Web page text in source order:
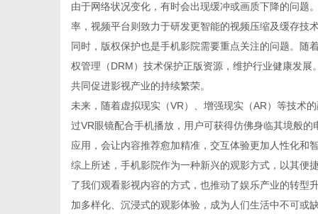
由于网络状况变化，有时会出现缓冲或画质下降的问题
率，视频平台则致力于研发更智能的视频压缩及缓存技
同时，版权保护也是手机影院需要重点关注的问题。随
权管理（DRM）技术保护正版资源，维护行业健康发
共同促进影视产业的持续繁荣。
未来，随着虚拟现实（VR）、增强现实（AR）等技术
过VR眼镜配合手机播放，用户可获得仿佛身临其境般
应用，会让内容推荐愈加精准，交互体验更加人性化和
综上所述，手机影院作为一种新兴的观影方式，以其便
了我们观看影视内容的方式，也推动了娱乐产业的转型
加多样化、沉浸式的观影体验，成为人们生活中不可或